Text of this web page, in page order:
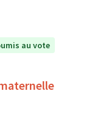
au vote